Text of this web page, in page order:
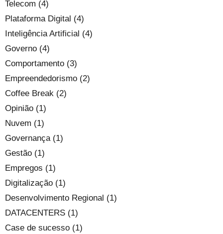
Telecom (4)
Plataforma Digital (4)
Inteligência Artificial (4)
Governo (4)
Comportamento (3)
Empreendedorismo (2)
Coffee Break (2)
Opinião (1)
Nuvem (1)
Governança (1)
Gestão (1)
Empregos (1)
Digitalização (1)
Desenvolvimento Regional (1)
DATACENTERS (1)
Case de sucesso (1)